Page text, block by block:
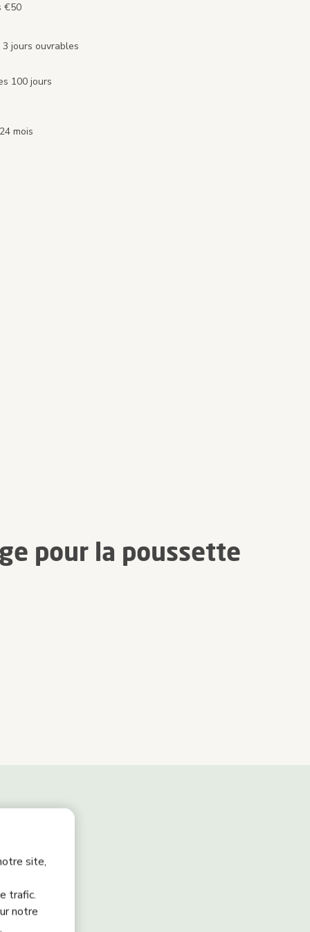
site,
trafic.
notre
€50
jours ouvrables
100 jours
mois
pour la poussette